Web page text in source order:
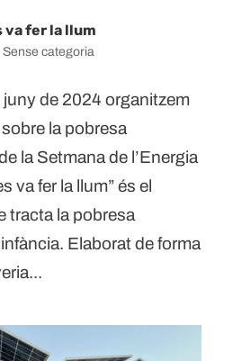
va fer la llum
Sense categoria
juny de 2024 organitzem
la pobresa
la Setmana de l’Energia
va fer la llum” és el
tracta la pobresa
Elaborat de forma